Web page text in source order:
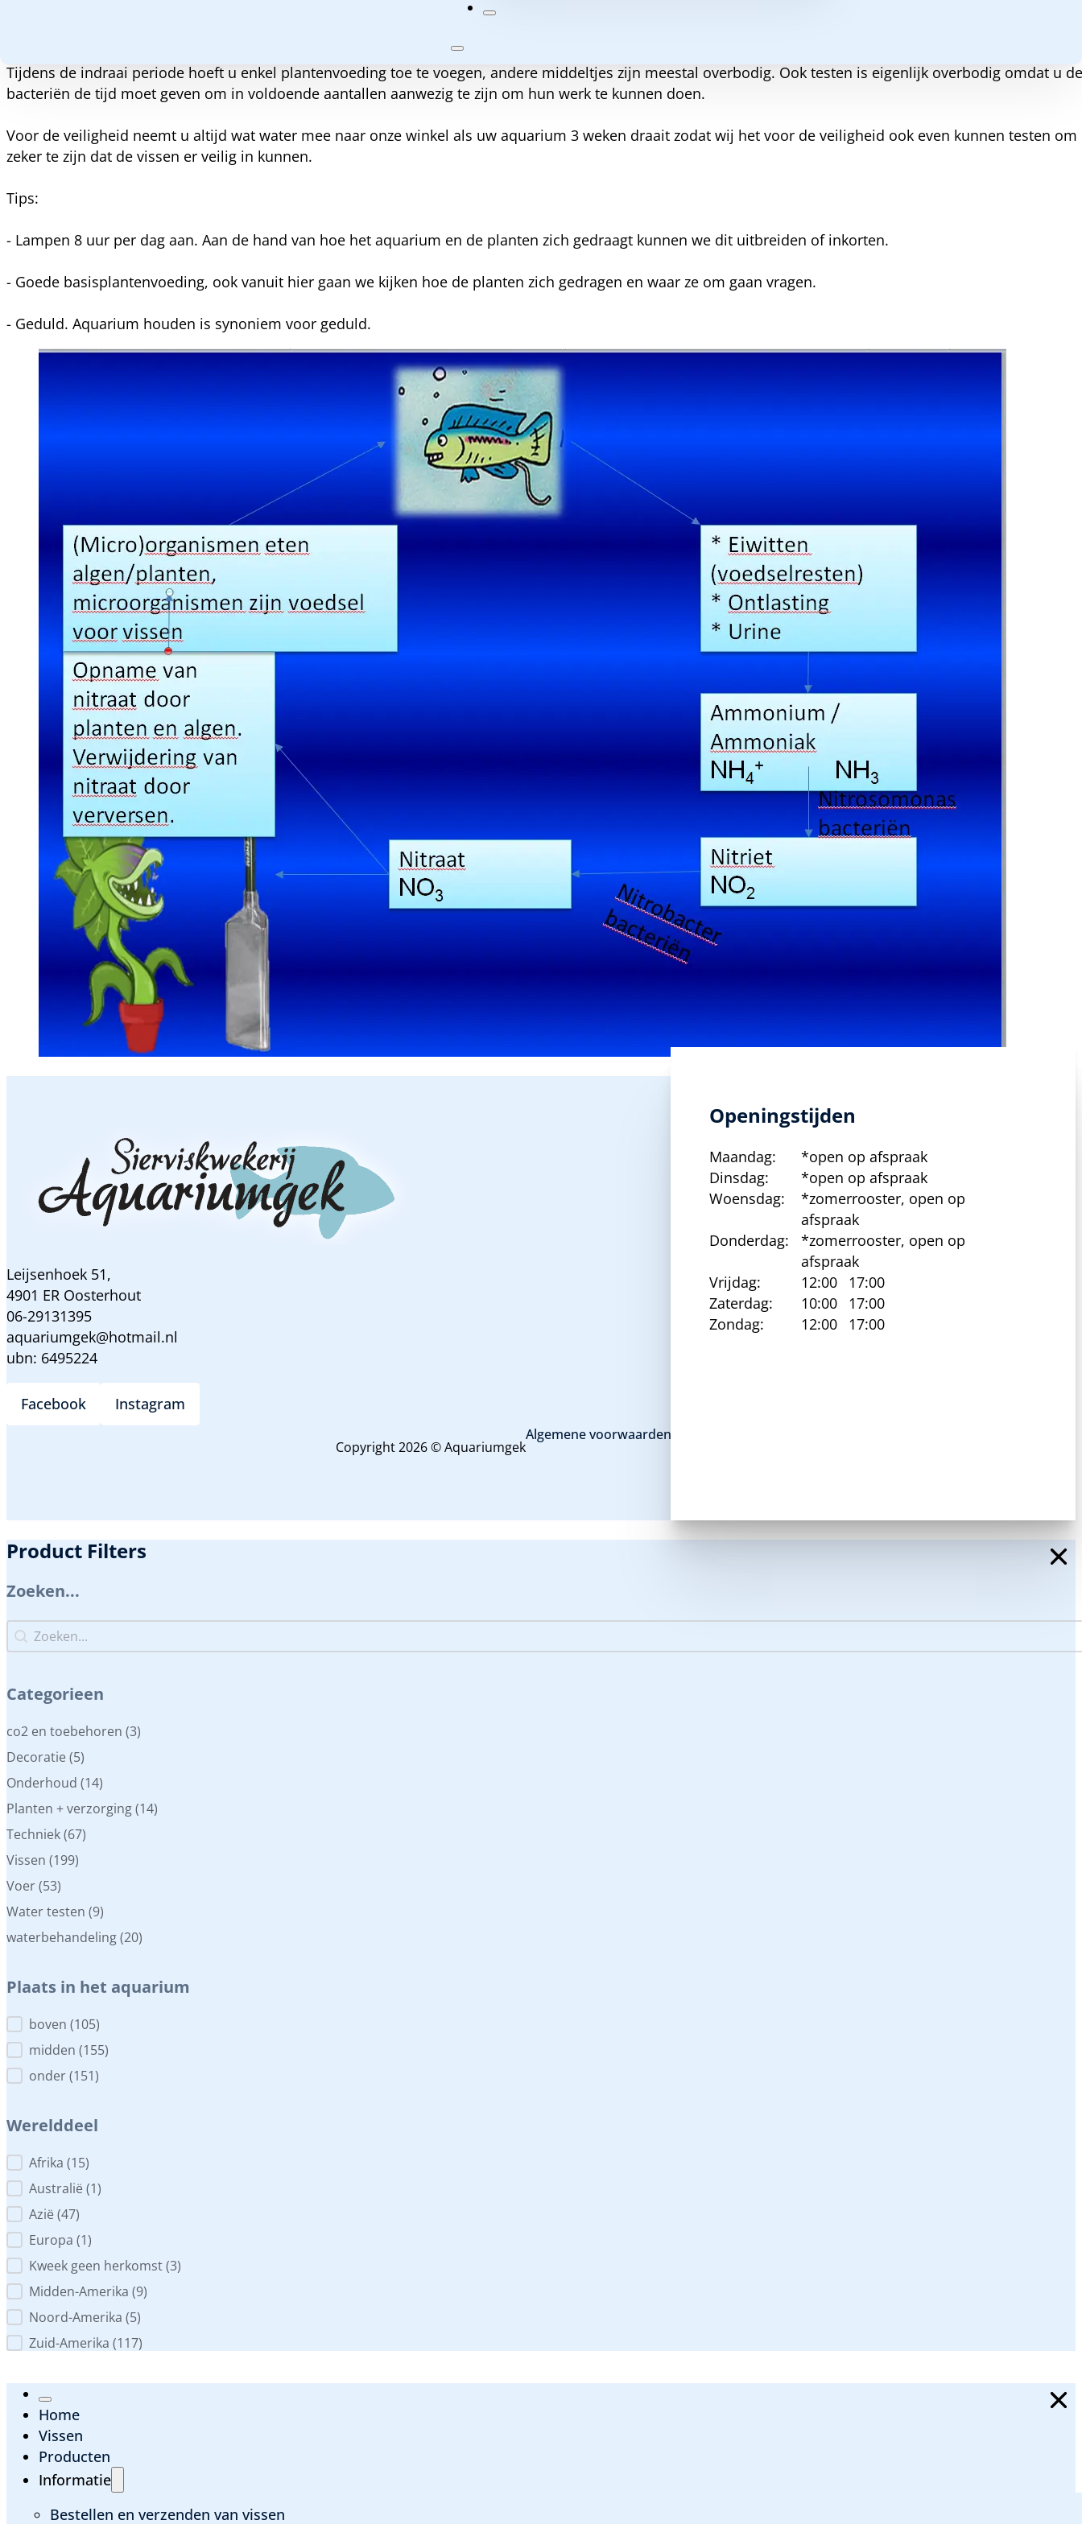
Tijdens de indraai periode hoeft u enkel plantenvoeding toe te voegen, andere middeltjes zijn meestal overbodig. Ook testen is eigenlijk overbodig omdat u de
bacteriën de tijd moet geven om in voldoende aantallen aanwezig te zijn om hun werk te kunnen doen.
Voor de veiligheid neemt u altijd wat water mee naar onze winkel als uw aquarium 3 weken draait zodat wij het voor de veiligheid ook even kunnen testen om
zeker te zijn dat de vissen er veilig in kunnen.
Tips:
- Lampen 8 uur per dag aan. Aan de hand van hoe het aquarium en de planten zich gedraagt kunnen we dit uitbreiden of inkorten.
- Goede basisplantenvoeding, ook vanuit hier gaan we kijken hoe de planten zich gedragen en waar ze om gaan vragen.
- Geduld. Aquarium houden is synoniem voor geduld.
Leijsenhoek 51,
4901 ER Oosterhout
06-29131395
aquariumgek@hotmail.nl
ubn: 6495224
Facebook Instagram
Copyright 2026 © Aquariumgek
Algemene voorwaarden en privacy beleid
Openingstijden
Maandag:
*open op afspraak
Dinsdag:
*open op afspraak
Woensdag:
*zomerrooster, open op
afspraak
Donderdag:
*zomerrooster, open op
afspraak
Vrijdag:
12:00
17:00
Zaterdag:
10:00
17:00
Zondag:
12:00 17:00
Product Filters
Zoeken...
Zoeken...
Zoeken...
Categorieen
Categorieen
co2 en toebehoren (3)
Decoratie (5)
Onderhoud (14)
Planten + verzorging(14)
Techniek(67)
Vissen (199)
Voer(53)
Water testen (9)
waterbehandeling(20)
Plaats in het aquarium
Plaats in het aquarium
boven (105)
midden (155)
onder(151)
Werelddeel
Werelddeel
Afrika (15)
Australië (1)
Azië (47)
Europa (1)
Kweek geen herkomst(3)
Midden-Amerika (9)
Noord-Amerika (5)
Zuid-Amerika (117)
Home
Vissen
Producten
Informatie
Bestellen en verzenden van vissen